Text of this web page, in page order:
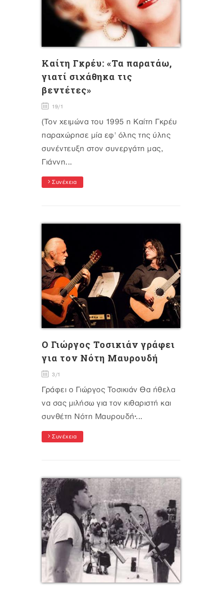
Καίτη Γκρέυ: «Τα παρατάω,
γιατί σιχάθηκα τις
βεντέτες»
19/1
(Τον χειμώνα του 1995 η Καίτη Γκρέυ
παραχώρησε μία εφ' όλης της ύλης
συνέντευξη στον συνεργάτη μας,
Γιάννη...
Συνέχεια
O Γιώργος Τοσικιάν γράφει
για τον Νότη Μαυρουδή
3/1
Γράφει ο Γιώργος Τοσικιάν Θα ήθελα
να σας μιλήσω για τον κιθαριστή και
συνθέτη Νότη Μαυρουδή·...
Συνέχεια